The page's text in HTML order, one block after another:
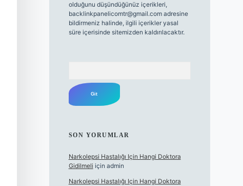
olduğunu düşündüğünüz içerikleri,
backlinkpanelicomtr@gmail.comadresine
bildirmeniz halinde, ilgili içerikler yasal
süre içerisinde sitemizden kaldırılacaktır.
SON YORUMLAR
Narkolepsi Hastalığı Için Hangi Doktora
Gidilmeli için admin
Narkolepsi Hastalığı Için Hangi Doktora